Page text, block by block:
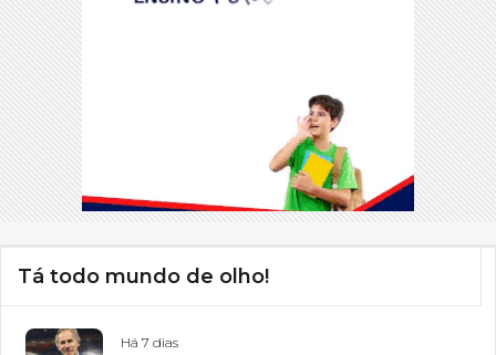
Tá todo mundo de olho!
Há 7 dias